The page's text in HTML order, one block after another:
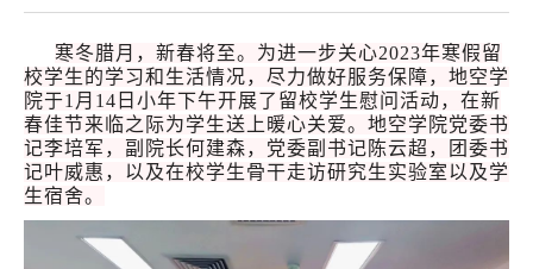
寒冬腊月，新春将至。为进一步关心2023年寒假留
校学生的学习和生活情况，尽力做好服务保障，地空学
院于1月14日小年下午开展了留校学生慰问活动，在新
春佳节来临之际为学生送上暖心关爱。地空学院党委书
记李培军，副院长何建森，党委副书记陈云超，团委书
记叶威惠，以及在校学生骨干走访研究生实验室以及学
生宿舍。